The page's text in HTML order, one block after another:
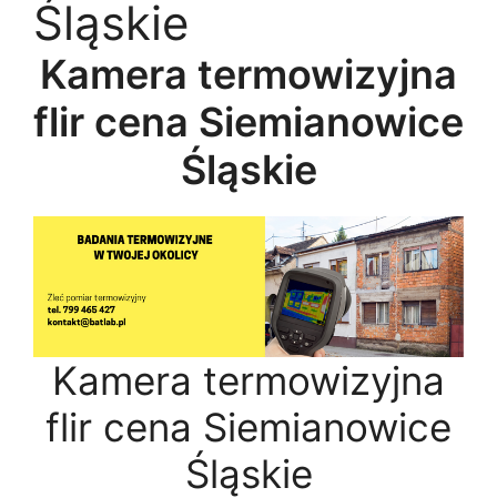
Śląskie
Kamera termowizyjna
flir cena Siemianowice
Śląskie
Kamera termowizyjna
flir cena Siemianowice
Śląskie